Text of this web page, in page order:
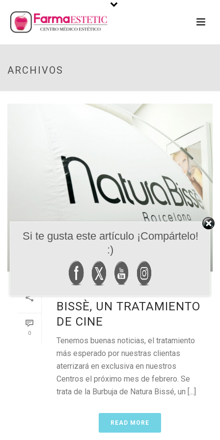
ARCHIVOS
0
BISSÈ, UN TRATAMIENTO
DE CINE
Tenemos buenas noticias, el tratamiento
más esperado por nuestras clientas
aterrizará en exclusiva en nuestros
Centros el próximo mes de febrero. Se
trata de la Burbuja de Natura Bissé, un [...]
READ MORE
Si te gusta este artículo ¡Compártelo!
:)